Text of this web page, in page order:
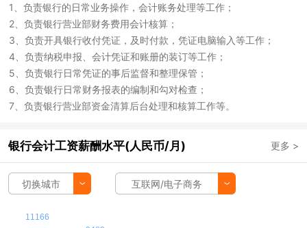
1、负责银行的日常业务操作，会计账务处理等工作；
2、负责银行营业部财务费用会计核算；
3、负责开具银行收付凭证，及时付款，凭证电脑输入等工作；
4、负责纳税申报、会计凭证和账册的装订等工作；
5、负责银行日常凭证的事后监督和整理保管；
6、负责银行日常财务报表的编制和勾对检查；
7、负责银行营业部资金清算后台处理和核算工作等。
银行会计工资薪酬水平(人民币/月) 更多 >
切换城市 互联网/电子商务